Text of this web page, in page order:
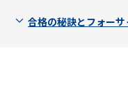
合格の秘訣とフォー